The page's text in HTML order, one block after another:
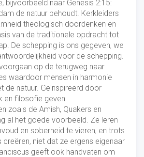
bijvoorbeeld naar Genesis 2:15:
de natuur behoudt. Kerkleiders
theologisch doordenken en
van de traditionele opdracht tot
De schepping is ons gegeven, we
voor de schepping.
op de terugweg naar
waardoor mensen in harmonie
de natuur. Geïnspireerd door
en filosofie geven
zoals de Amish, Quakers en
al het goede voorbeeld. Ze leren
en soberheid te vieren, en trots
creëren, niet dat ze ergens eigenaar
geeft ook handvaten om